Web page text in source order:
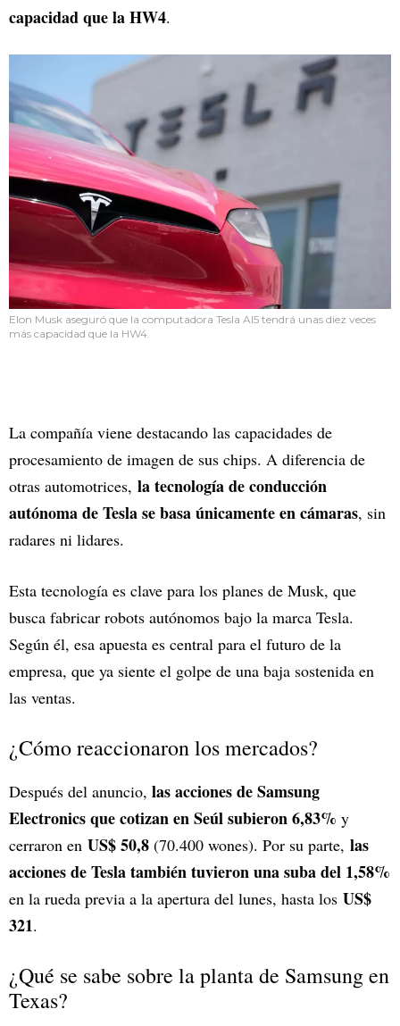
capacidad que la HW4.
Elon Musk aseguró que la computadora Tesla AI5 tendrá unas diez veces
más capacidad que la HW4.
La compañía viene destacando las capacidades de
procesamiento de imagen de sus chips. A diferencia de
otras automotrices, la tecnología de conducción
autónoma de Tesla se basa únicamente en cámaras, sin
radares ni lidares.
Esta tecnología es clave para los planes de Musk, que
busca fabricar robots autónomos bajo la marca Tesla.
Según él, esa apuesta es central para el futuro de la
empresa, que ya siente el golpe de una baja sostenida en
las ventas.
¿Cómo reaccionaron los mercados?
Después del anuncio, las acciones de Samsung
Electronics que cotizan en Seúl subieron 6,83% y
cerraron en US$ 50,8 (70.400 wones). Por su parte, las
acciones de Tesla también tuvieron una suba del 1,58%
en la rueda previa a la apertura del lunes, hasta los US$
321.
¿Qué se sabe sobre la planta de Samsung en
Texas?